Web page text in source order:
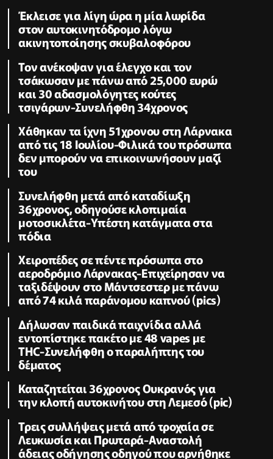
Έκλεισε για λίγη ώρα η μία λωρίδα
στον αυτοκινητόδρομο λόγω
ακινητοποίησης σκυβαλοφόρου
Τον ανέκοψαν για έλεγχο και τον
τσάκωσαν με πάνω από 25,000 ευρώ
και 30 αδασμολόγητες κούτες
τσιγάρων-Συνελήφθη 34χρονος
Χάθηκαν τα ίχνη 51χρονου στη Λάρνακα
από τις 18 Ιουλίου-Φιλικά του πρόσωπα
δεν μπορούν να επικοινωνήσουν μαζί
του
Συνελήφθη μετά από καταδίωξη
36χρονος, οδηγούσε κλοπιμαία
μοτοσικλέτα-Υπέστη κατάγματα στα
πόδια
Xειροπέδες σε πέντε πρόσωπα στο
αεροδρόμιο Λάρνακας-Επιχείρησαν να
ταξιδέψουν στο Μάντσεστερ με πάνω
από 74 κιλά παράνομου καπνού (pics)
Δήλωσαν παιδικά παιχνίδια αλλά
εντοπίστηκε πακέτο με 48 vapes με
THC-Συνελήφθη ο παραλήπτης του
δέματος
Καταζητείται 36χρονος Ουκρανός για
την κλοπή αυτοκινήτου στη Λεμεσό (pic)
Τρεις συλλήψεις μετά από τροχαία σε
Λευκωσία και Πρωταρά-Αναστολή
άδειας οδήγησης οδηγού που αρνήθηκε